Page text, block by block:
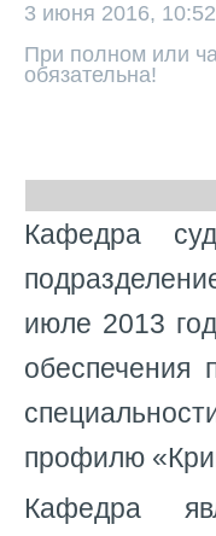
3 июня 2016, 10:52
При полном или
обязательна!
Кафедра
июле 2013
обеспечения
профилю
Кафедра